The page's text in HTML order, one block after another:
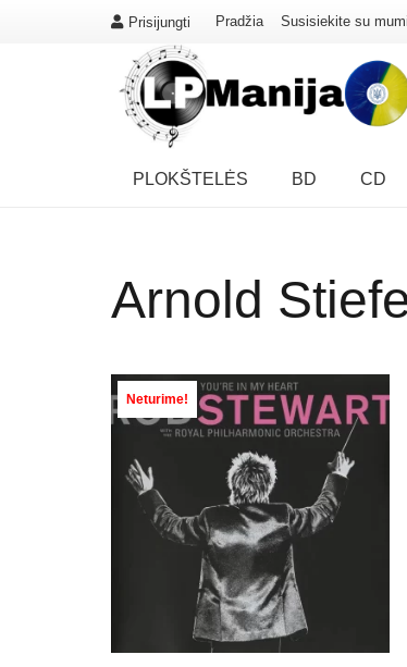
Prisijungti Pradžia Susisiekite su
PLOKŠTELĖS BD CD
Arnold
Neturime!